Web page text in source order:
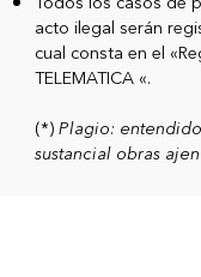
acto ilegal serán
cual consta en el
TELEMATICA «.
(*)Plagio:
sustancial obras